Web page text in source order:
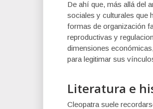
De ahí que, más allá del
sociales y culturales que
formas de organización
reproductivas y
dimensiones
para legitimar sus
Literatura e
Cleopatra suele